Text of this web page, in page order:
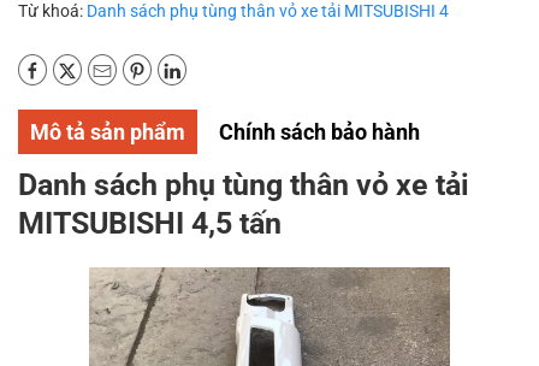
Từ khoá: Danh sách phụ tùng thân vỏ xe tải MITSUBISHI 4
Mô tả sản phẩm Chính sách bảo hành
Danh sách phụ tùng thân vỏ xe tải
MITSUBISHI 4,5 tấn